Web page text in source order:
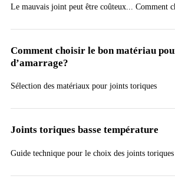
Le mauvais joint peut être coûteux... Comment
Comment choisir le bon matériau
d’amarrage?
Sélection des matériaux pour joints toriques
Joints toriques basse température
Guide technique pour le choix des joints toriques